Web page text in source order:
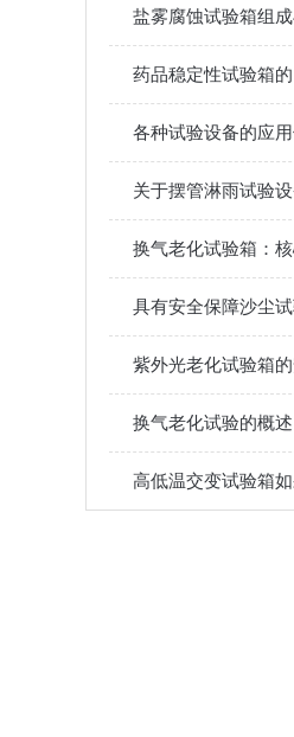
盐雾腐蚀试验箱组
药品稳定性试验箱
各种试验设备的应
关于摆管淋雨试验
具有安全保障沙尘
紫外光老化试验箱
换气老化试验的概述